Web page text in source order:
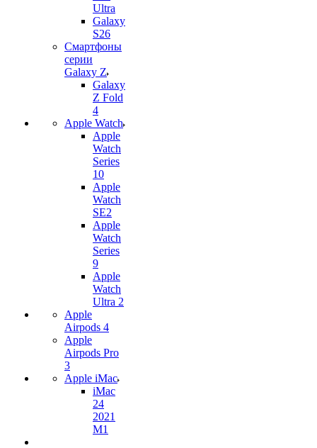
Ultra
Galaxy
S26
Смартфоны
серии
Galaxy Z
Galaxy
Z Fold
4
Apple Watch
Apple
Watch
Series
10
Apple
Watch
SE2
Apple
Watch
Series
9
Apple
Watch
Ultra 2
Apple
Airpods 4
Apple
Airpods Pro
3
Apple iMac
iMac
24
2021
M1